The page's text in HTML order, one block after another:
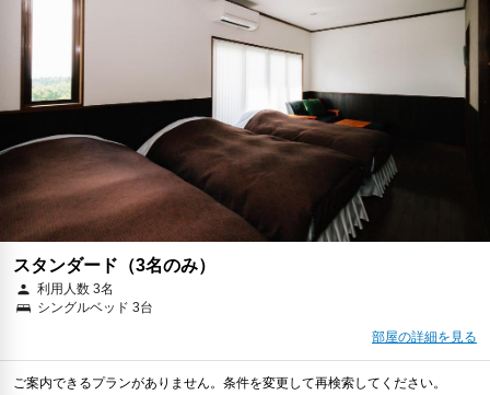
スタンダード（3名のみ）
利用人数 3名
シングルベッド 3台
部屋の詳細を見る
ご案内できるプランがありません。条件を変更して再検索してください。